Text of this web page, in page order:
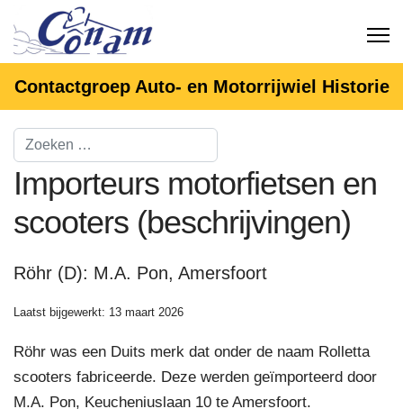
Contactgroep Auto- en Motorrijwiel Historie
Importeurs motorfietsen en
scooters (beschrijvingen)
Röhr (D): M.A. Pon, Amersfoort
Laatst bijgewerkt: 13 maart 2026
Röhr was een Duits merk dat onder de naam Rolletta
scooters fabriceerde. Deze werden geïmporteerd door
M.A. Pon, Keucheniuslaan 10 te Amersfoort.